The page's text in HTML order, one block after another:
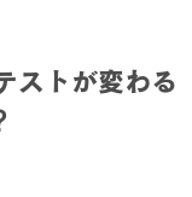
ストが変わる